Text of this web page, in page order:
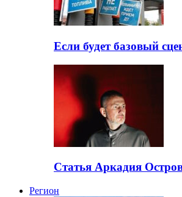
Если будет базовый
Статья Аркадия
Регион